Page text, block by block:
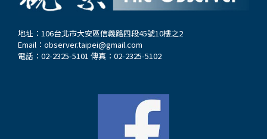
地址：106台北市大安區信義路四段45號10樓之2
Email： observer.taipei@gmail.com
電話：02-2325-5101 傳真：02-2325-5102